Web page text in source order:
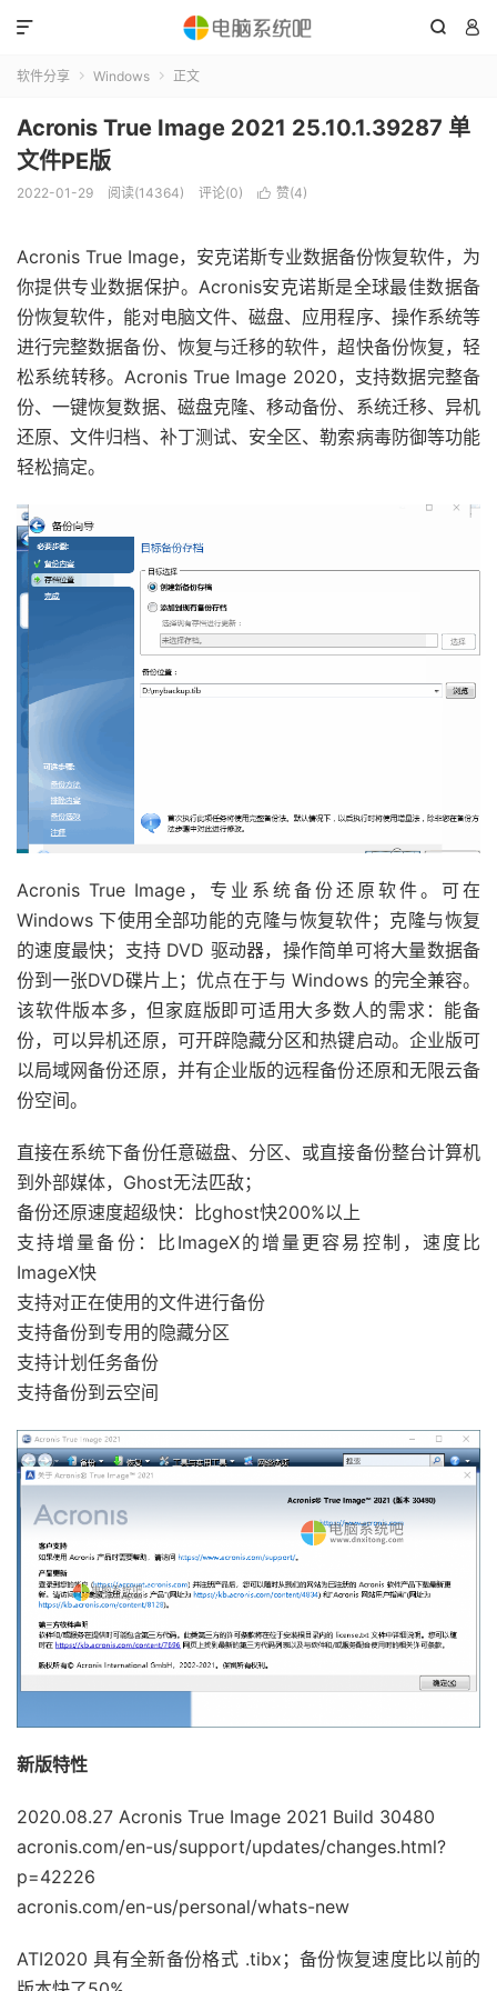
 

软件分享  Windows  正文
Acronis True Image 2021 25.10.1.39287 单
文件PE版
2022-01-29 阅读(14364) 评论(0)  赞(4)
Acronis True Image，安克诺斯专业数据备份恢复软件，为
你提供专业数据保护。Acronis安克诺斯是全球最佳数据备
份恢复软件，能对电脑文件、磁盘、应用程序、操作系统等
进行完整数据备份、恢复与迁移的软件，超快备份恢复，轻
松系统转移。Acronis True Image 2020，支持数据完整备
份、一键恢复数据、磁盘克隆、移动备份、系统迁移、异机
还原、文件归档、补丁测试、安全区、勒索病毒防御等功能
轻松搞定。
Acronis True Image，专业系统备份还原软件。可在
Windows 下使用全部功能的克隆与恢复软件；克隆与恢复
的速度最快；支持 DVD 驱动器，操作简单可将大量数据备
份到一张DVD碟片上；优点在于与 Windows 的完全兼容。
该软件版本多，但家庭版即可适用大多数人的需求：能备
份，可以异机还原，可开辟隐藏分区和热键启动。企业版可
以局域网备份还原，并有企业版的远程备份还原和无限云备
份空间。
直接在系统下备份任意磁盘、分区、或直接备份整台计算机
到外部媒体，Ghost无法匹敌；
备份还原速度超级快：比ghost快200%以上
支持增量备份：比ImageX的增量更容易控制，速度比
ImageX快
支持对正在使用的文件进行备份
支持备份到专用的隐藏分区
支持计划任务备份
支持备份到云空间
新版特性
2020.08.27 Acronis True Image 2021 Build 30480
acronis.com/en-us/support/updates/changes.html?
p=42226
acronis.com/en-us/personal/whats-new
ATI2020 具有全新备份格式 .tibx；备份恢复速度比以前的